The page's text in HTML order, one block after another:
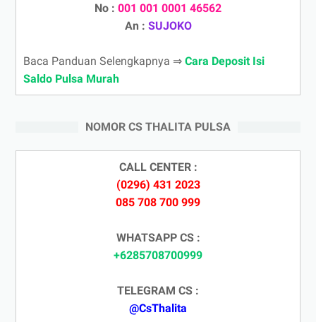
No : 001 001 0001 46562
An : SUJOKO
Baca Panduan Selengkapnya ⇒ Cara Deposit Isi
Saldo Pulsa Murah
NOMOR CS THALITA PULSA
CALL CENTER :
(0296) 431 2023
085 708 700 999
WHATSAPP CS :
+6285708700999
TELEGRAM CS :
@CsThalita